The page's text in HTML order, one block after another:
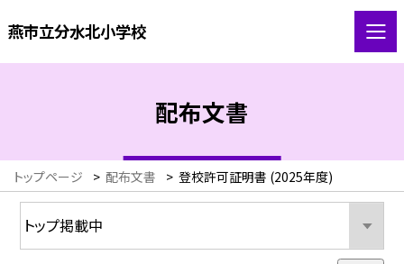
燕市立分水北小学校
配布文書
トップページ > 配布文書 > 登校許可証明書 (2025年度)